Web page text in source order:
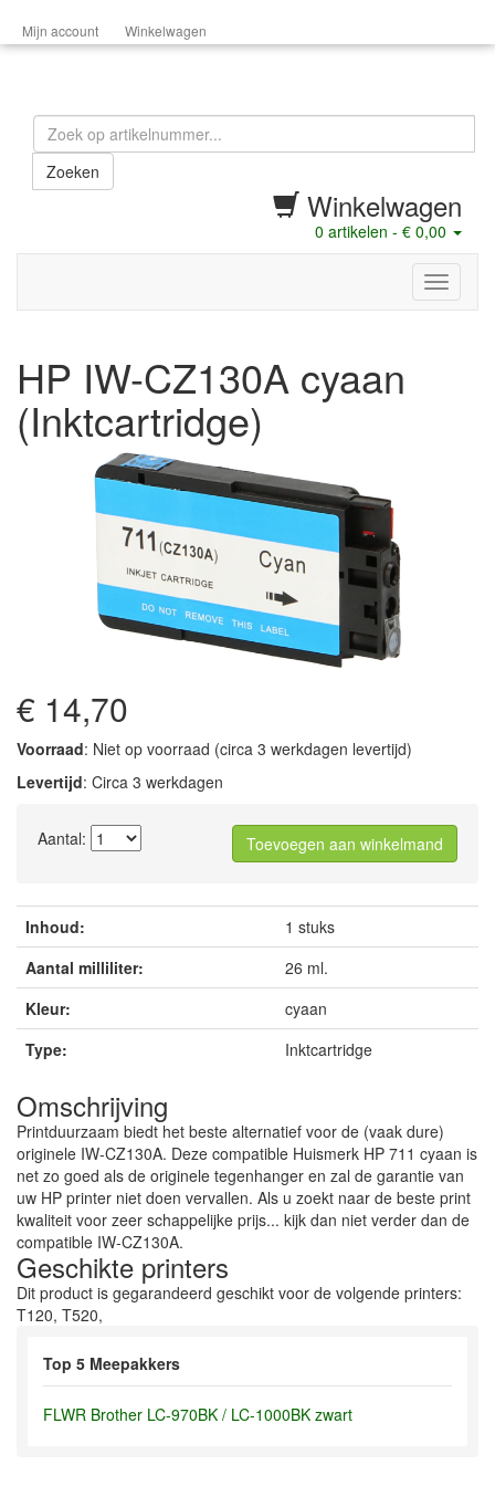
Mijn account Winkelwagen
Zoeken
Winkelwagen
0 artikelen - € 0,00
menu
HP IW-CZ130A cyaan
(Inktcartridge)
€ 14,70
Voorraad: Niet op voorraad (circa 3 werkdagen levertijd)
Levertijd: Circa 3 werkdagen
Aantal: Toevoegen aan winkelmand
Inhoud:
1 stuks
Aantal milliliter:
26 ml.
Kleur:
cyaan
Type:
Inktcartridge
Omschrijving
Printduurzaam biedt het beste alternatief voor de (vaak dure)
originele IW-CZ130A. Deze compatible Huismerk HP 711 cyaan is
net zo goed als de originele tegenhanger en zal de garantie van
uw HP printer niet doen vervallen. Als u zoekt naar de beste print
kwaliteit voor zeer schappelijke prijs... kijk dan niet verder dan de
compatible IW-CZ130A.
Geschikte printers
Dit product is gegarandeerd geschikt voor de volgende printers:
T120, T520,
Top 5 Meepakkers
FLWR Brother LC-970BK / LC-1000BK zwart